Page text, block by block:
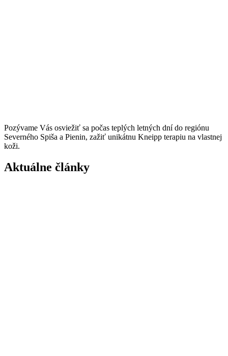
Pozývame Vás osviežiť sa počas teplých letných dní do regiónu
Severného Spiša a Pienin, zažiť unikátnu Kneipp terapiu na vlastnej
koži.
Aktuálne články